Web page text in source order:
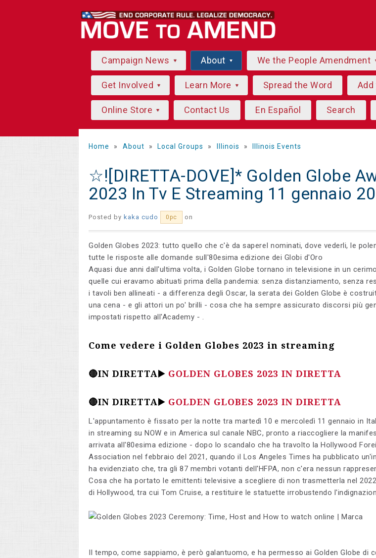
Campaign News About We the People Amendment
Get Involved Learn More Spread the Word Add
Online Store Contact Us En Español Search
Home » About » Local Groups » Illinois » Illinois Events
☆![DIRETTA-DOVE]* Golden Globe
2023 In Tv E Streaming 11 gennaio
Posted by kaka cudo 0pc on
Golden Globes 2023: tutto quello che c'è da sapereI nominati, dove vederli, le
tutte le risposte alle domande sull'80esima edizione dei Globi d'Oro
Aquasi due anni dall'ultima volta, i Golden Globe tornano in televisione in un
quelle cui eravamo abituati prima della pandemia: senza distanziamento, senza
i tavoli ben allineati - a differenza degli Oscar, la serata dei Golden Globe è
una cena - e gli attori un po' brilli - cosa che ha sempre assicurato discorsi più
impostati rispetto all'Academy - .
Come vedere i Golden Globes 2023 in streaming
🔴IN DIRETTA▶️ GOLDEN GLOBES 2023 IN DIRETTA
🔴IN DIRETTA▶️ GOLDEN GLOBES 2023 IN DIRETTA
L'appuntamento è fissato per la notte tra martedì 10 e mercoledì 11 gennaio in
in streaming su NOW e in America sul canale NBC, pronto a riaccogliere la
arrivata all'80esima edizione - dopo lo scandalo che ha travolto la Hollywood
Association nel febbraio del 2021, quando il Los Angeles Times ha pubblicato
ha evidenziato che, tra gli 87 membri votanti dell'HFPA, non c'era nessun
Cosa che ha portato le emittenti televisive a scegliere di non trasmetterla nel
di Hollywood, tra cui Tom Cruise, a restituire le statuette irrobustendo
Il tempo, come sappiamo, è però galantuomo, e ha permesso ai Golden Globe di